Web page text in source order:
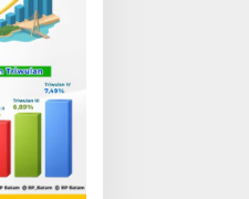
Jemput Bola Layanan Publik
di Bintan, Ombudsman
Kepri Serap Keluhan Bansos
hingga Solar Nelayan